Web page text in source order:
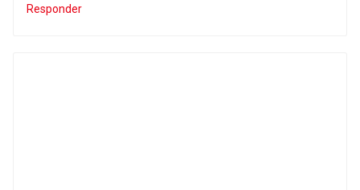
Responder